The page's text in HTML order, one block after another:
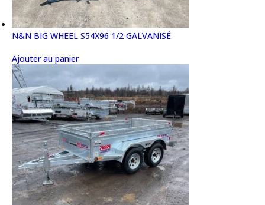
N&N BIG WHEEL S54X96 1/2 GALVANISÉ
Ajouter au panier